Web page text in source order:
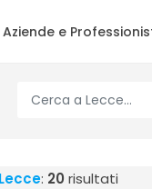
Aziende e
: 20 risultati